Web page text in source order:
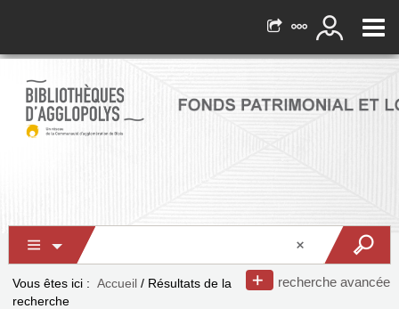
recherche avancée
Vous êtes ici : Accueil / Résultats de la
recherche